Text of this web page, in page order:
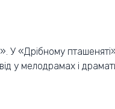
У «Дрібному
у мелодрамах і